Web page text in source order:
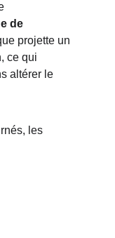
de
projette un
ce qui
altérer le
les